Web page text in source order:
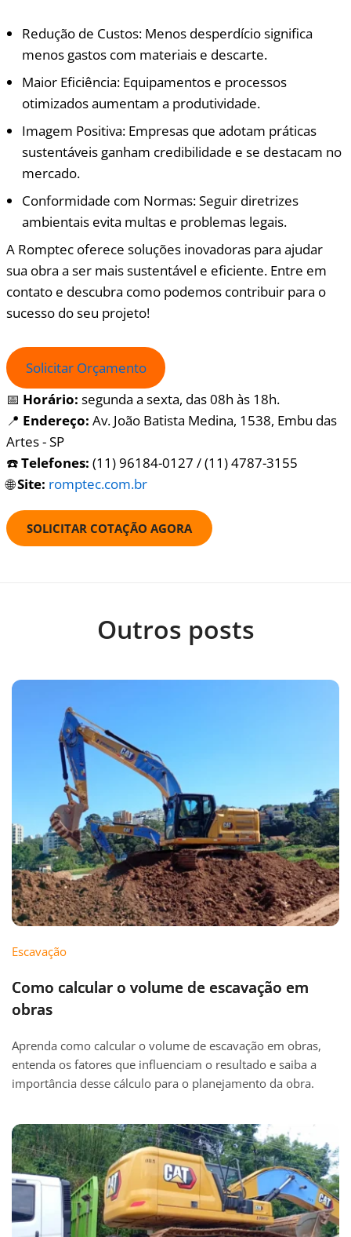
Redução de Custos: Menos desperdício significa
menos gastos com materiais e descarte.
Maior Eficiência: Equipamentos e processos
otimizados aumentam a produtividade.
Imagem Positiva: Empresas que adotam práticas
sustentáveis ganham credibilidade e se destacam no
mercado.
Conformidade com Normas: Seguir diretrizes
ambientais evita multas e problemas legais.
A Romptec oferece soluções inovadoras para ajudar
sua obra a ser mais sustentável e eficiente. Entre em
contato e descubra como podemos contribuir para o
sucesso do seu projeto!
Solicitar Orçamento
📅 Horário: segunda a sexta, das 08h às 18h.
📍 Endereço: Av. João Batista Medina, 1538, Embu das
Artes - SP
☎️Telefones: (11) 96184-0127 / (11) 4787-3155
🌐Site: romptec.com.br
SOLICITAR COTAÇÃO AGORA
Outros posts
Escavação
Como calcular o volume de escavação em
obras
Aprenda como calcular o volume de escavação em obras,
entenda os fatores que influenciam o resultado e saiba a
importância desse cálculo para o planejamento da obra.